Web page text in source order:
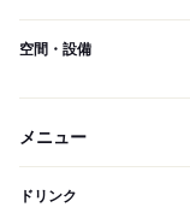
空間・設備
メニュー
ドリンク